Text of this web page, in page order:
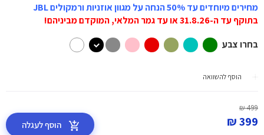
מחירים מיוחדים עד 50% הנחה על מגוון אוזניות ורמקולים JBL
בתוקף עד ה-31.8.26 או עד גמר המלאי, המוקדם מביניהם!
בחרו צבע
הוסף להשוואה
499 ₪
399 ₪ הוסף לעגלה